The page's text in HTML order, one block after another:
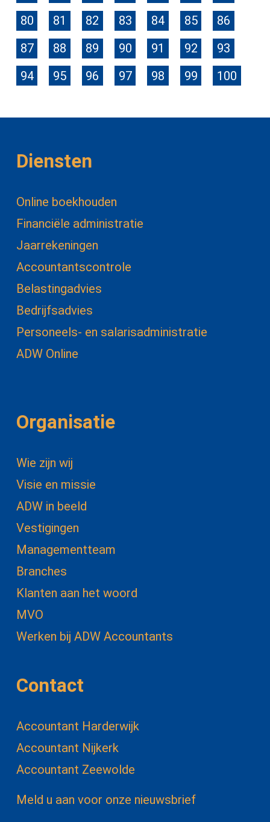
80
81 82 83 84 85
86
87
88 89 90 91 92
93
94
95 96 97 98 99 100
Diensten
Online boekhouden
Financiële administratie
Jaarrekeningen
Accountantscontrole
Belastingadvies
Bedrijfsadvies
Personeels- en salarisadministratie
ADW Online
Organisatie
Wie zijn wij
Visie en missie
ADW in beeld
Vestigingen
Managementteam
Branches
Klanten aan het woord
MVO
Werken bij ADW Accountants
Contact
Accountant Harderwijk
Accountant Nijkerk
Accountant Zeewolde
Meld u aan voor onze nieuwsbrief